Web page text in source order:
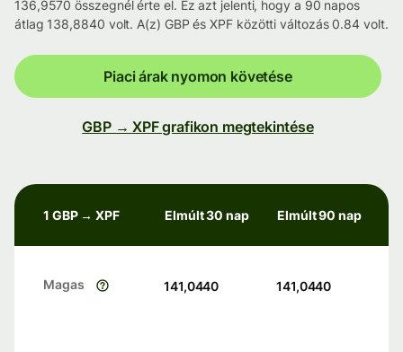
136,9570 összegnél érte el. Ez azt jelenti, hogy a 90 napos
átlag 138,8840 volt. A(z) GBP és XPF közötti változás 0.84 volt.
Piaci árak nyomon követése
GBP → XPF grafikon megtekintése
1 GBP → XPF Elmúlt 30 nap Elmúlt 90 nap
Magas 141,0440 141,0440